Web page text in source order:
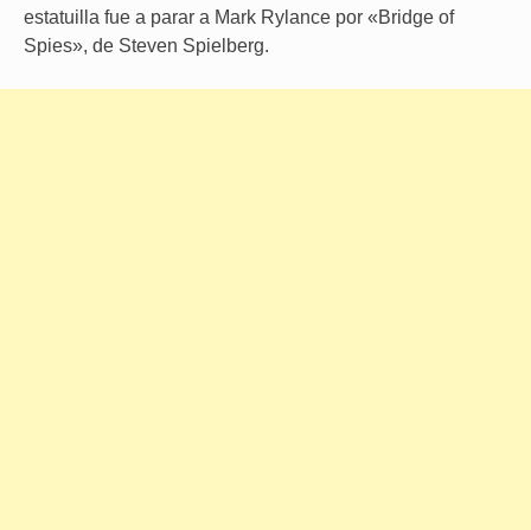
estatuilla fue a parar a Mark Rylance por «Bridge of
Spies», de Steven Spielberg.